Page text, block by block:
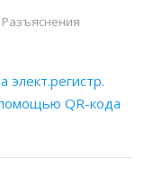
Разъяснения
элект.регистр.
QR-кода